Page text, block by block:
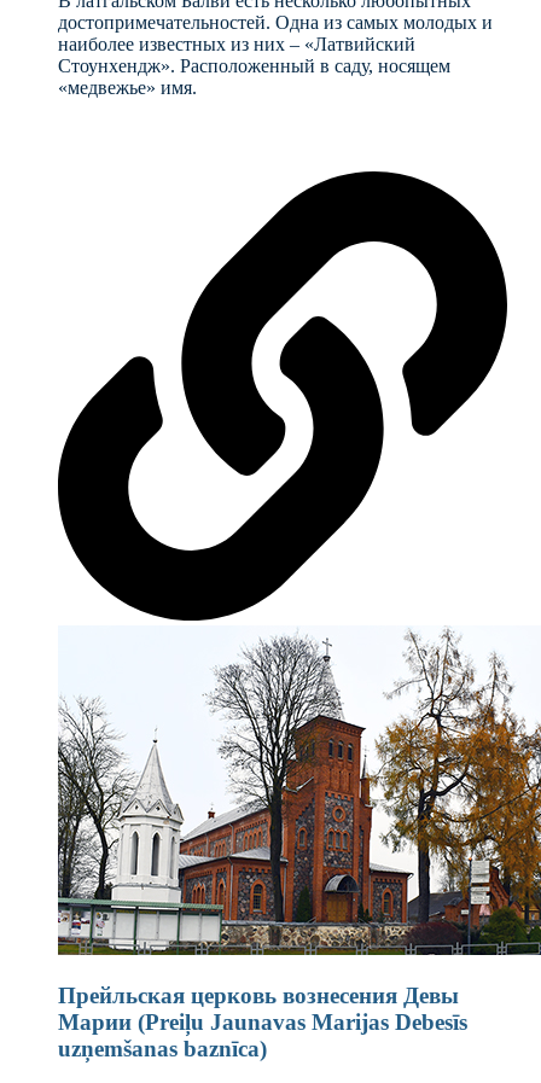
достопримечательностей. Одна из самых молодых и
наиболее известных из них – «Латвийский
Стоунхендж». Расположенный в саду, носящем
«медвежье» имя.
Прейльская церковь вознесения Девы
Марии (Preiļu Jaunavas Marijas Debesīs
uzņemšanas baznīca)